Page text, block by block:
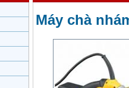
Máy chà